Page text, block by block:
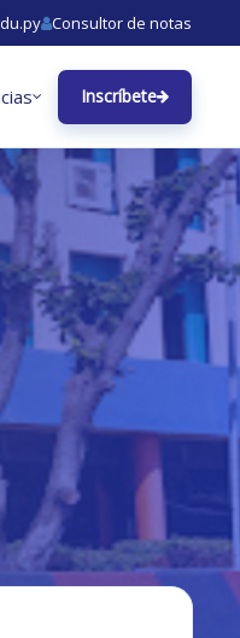
Consultor de notas
Inscríbete